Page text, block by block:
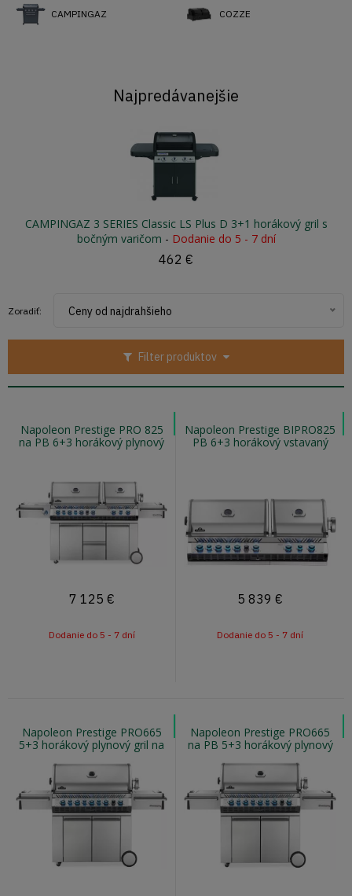
CAMPINGAZ COZZE
Najpredávanejšie
CAMPINGAZ 3 SERIES Classic LS Plus D 3+1 horákový gril s
bočným varičom - Dodanie do 5 - 7 dní
462 €
Filter produktov
Zoradiť: Ceny od najdrahšieho
Napoleon Prestige PRO 825
na PB 6+3 horákový plynový
gril s dvoma komorami
7 125 €
Dodanie do 5 - 7 dní
Napoleon Prestige BIPRO825
PB 6+3 horákový vstavaný
gril s 2x infra horákom
5 839 €
Dodanie do 5 - 7 dní
Napoleon Prestige PRO665
5+3 horákový plynový gril na
zemný plyn
Napoleon Prestige PRO665
na PB 5+3 horákový plynový
gril s infra horákom